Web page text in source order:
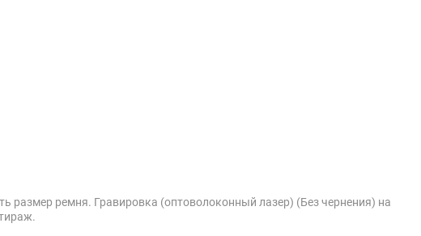
размер ремня. Гравировка (оптоволоконный лазер) (Без чернения) на